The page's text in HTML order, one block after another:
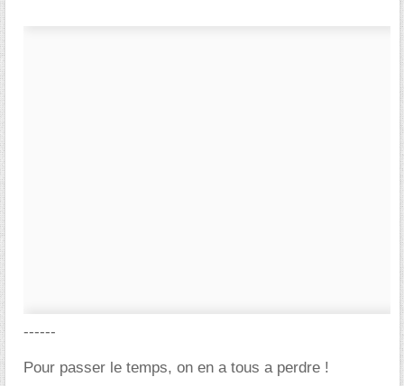
------
Pour passer le temps, on en a tous a perdre !